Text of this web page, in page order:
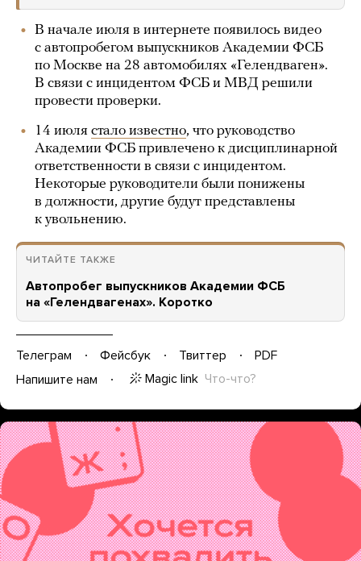
В начале июля в интернете появилось видео
с автопробегом выпускников Академии ФСБ
по Москве на 28 автомобилях «Гелендваген».
В связи с инцидентом ФСБ и МВД решили
провести проверки.
14 июля стало известно, что руководство
Академии ФСБ привлечено к дисциплинарной
ответственности в связи с инцидентом.
Некоторые руководители были понижены
в должности, другие будут представлены
к увольнению.
ЧИТАЙТЕ ТАКЖЕ
Автопробег выпускников Академии ФСБ
на «Гелендвагенах». Коротко
Телеграм Фейсбук Твиттер
PDF
Напишите нам
Magic link Что-что?